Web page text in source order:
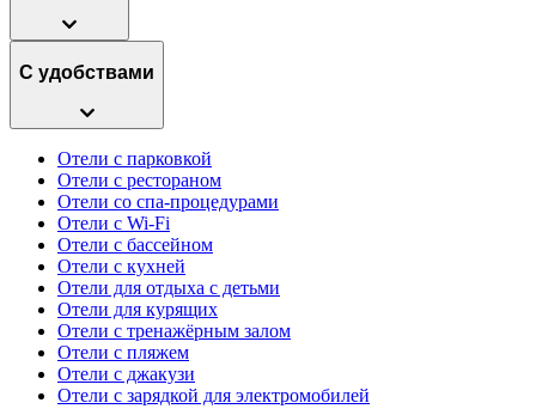
С удобствами
Отели с парковкой
Отели с рестораном
Отели со спа-процедурами
Отели с Wi-Fi
Отели с бассейном
Отели с кухней
Отели для отдыха с детьми
Отели для курящих
Отели с тренажёрным залом
Отели с пляжем
Отели с джакузи
Отели с зарядкой для электромобилей